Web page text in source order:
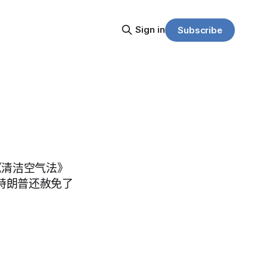
Sign in Subscribe
洁空气法》
朗普还赦免了